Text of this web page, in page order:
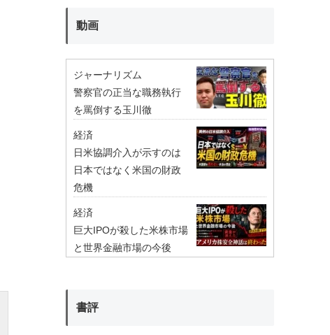
動画
ジャーナリズム
警察官の正当な職務執行
を罵倒する玉川徹
経済
日米協調介入が示すのは
日本ではなく米国の財政
危機
経済
巨大IPOが殺した米株市場
と世界金融市場の今後
書評